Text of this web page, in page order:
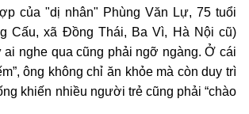
của "dị nhân" Phùng Văn Lự, 75 tuổi
Cấu, xã Đồng Thái, Ba Vì, Hà Nội cũ)
ai nghe qua cũng phải ngỡ ngàng. Ở cái
ông không chỉ ăn khỏe mà còn duy trì
khiến nhiều người trẻ cũng phải “chào